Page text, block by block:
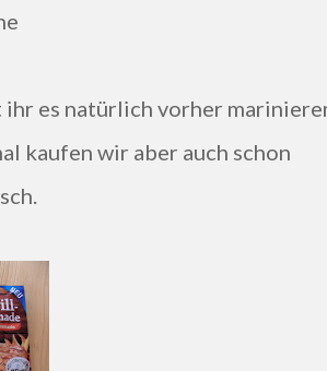
es natürlich vorher
kaufen wir aber auch schon